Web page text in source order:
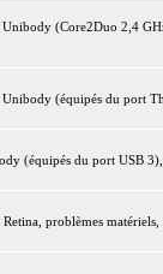
(Core2Duo 2,4
(équipés du port
(équipés du port USB
problèmes matériels,